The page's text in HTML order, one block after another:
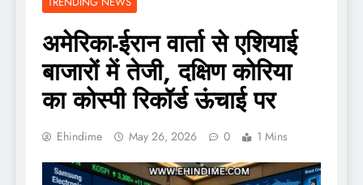
अमेरिका-ईरान वार्ता से एशियाई
बाजारों में तेजी, दक्षिण कोरिया
का कोस्पी रिकॉर्ड ऊंचाई पर
Ehindime May 26, 2026 0 1 Mins